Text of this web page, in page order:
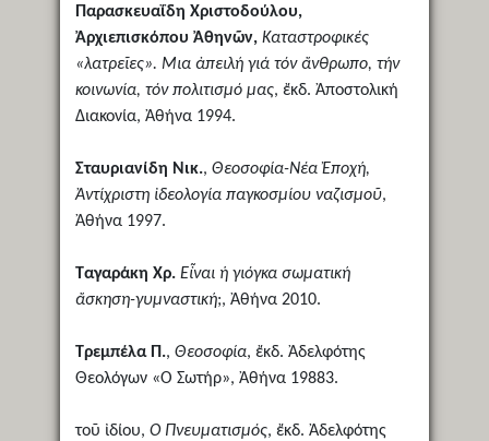
Παρασκευαΐδη Χριστοδούλου,
Ἀρχιεπισκόπου Ἀθηνῶν, Καταστροφικές
«λατρεῖες». Μια ἀπειλή γιά τόν ἄνθρωπο, τήν
κοινωνία, τόν πολιτισμό μας, ἔκδ. Ἀποστολική
Διακονία, Ἀθήνα 1994.
Σταυριανίδη Νικ., Θεοσοφία-Νέα Ἐποχή,
Ἀντίχριστη ἰδεολογία παγκοσμίου ναζισμοῦ,
Ἀθήνα 1997.
Ταγαράκη Χρ. Εἶναι ἡ γιόγκα σωματική
ἄσκηση-γυμναστική;, Ἀθήνα 2010.
Τρεμπέλα Π., Θεοσοφία, ἔκδ. Ἀδελφότης
Θεολόγων «Ὁ Σωτήρ», Ἀθήνα 19883.
τοῦ ἰδίου, Ὁ Πνευματισμός, ἔκδ. Ἀδελφότης